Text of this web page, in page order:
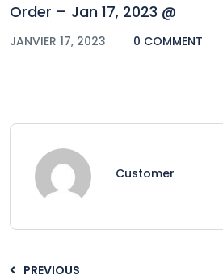
Order – Jan 17, 2023 @
JANVIER 17, 2023 0 COMMENT
Customer
PREVIOUS